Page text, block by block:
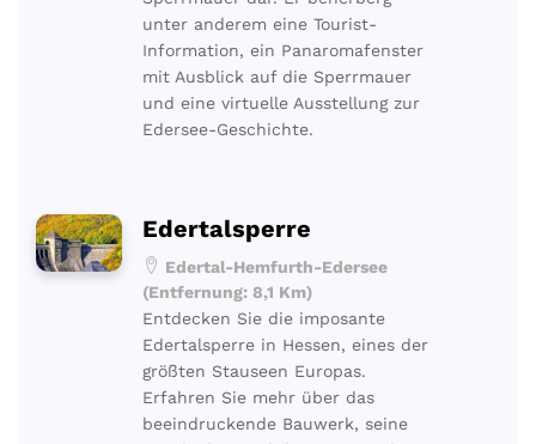
unter anderem eine Tourist-
Information, ein Panaromafenster
mit Ausblick auf die Sperrmauer
und eine virtuelle Ausstellung zur
Edersee-Geschichte.
Edertalsperre
Edertal-Hemfurth-Edersee
(Entfernung: 8,1 Km)
Entdecken Sie die imposante
Edertalsperre in Hessen, eines der
größten Stauseen Europas.
Erfahren Sie mehr über das
beeindruckende Bauwerk, seine